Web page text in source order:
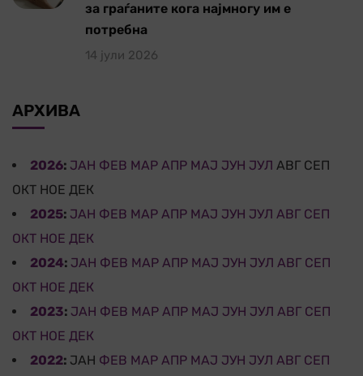
за граѓаните кога најмногу им е
потребна
14 јули 2026
АРХИВА
2026: ЈАН ФЕВ МАР АПР МАЈ ЈУН ЈУЛ АВГ СЕП
ОКТ НОЕ ДЕК
2025: ЈАН ФЕВ МАР АПР МАЈ ЈУН ЈУЛ АВГ СЕП
ОКТ НОЕ ДЕК
2024: ЈАН ФЕВ МАР АПР МАЈ ЈУН ЈУЛ АВГ СЕП
ОКТ НОЕ ДЕК
2023: ЈАН ФЕВ МАР АПР МАЈ ЈУН ЈУЛ АВГ СЕП
ОКТ НОЕ ДЕК
2022: ЈАН ФЕВ МАР АПР МАЈ ЈУН ЈУЛ АВГ СЕП